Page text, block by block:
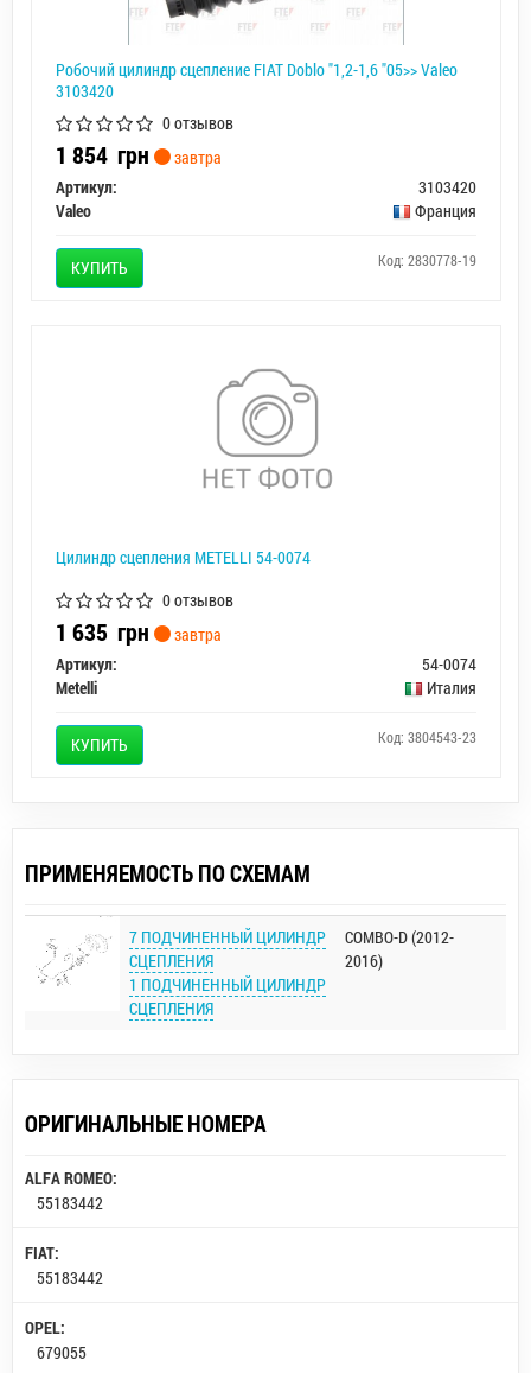
Робочий цилиндр сцепление FIAT Doblo "1,2-1,6 "05>> Valeo
3103420
0 отзывов
1 854 грн
завтра
Артикул:
3103420
Valeo
Франция
КУПИТЬ Код: 2830778-19
Цилиндр сцепления METELLI 54-0074
0 отзывов
1 635 грн
завтра
Артикул:
54-0074
Metelli
Италия
КУПИТЬ Код: 3804543-23
ПРИМЕНЯЕМОСТЬ ПО СХЕМАМ
7 ПОДЧИНЕННЫЙ ЦИЛИНДР
СЦЕПЛЕНИЯ
1 ПОДЧИНЕННЫЙ ЦИЛИНДР
СЦЕПЛЕНИЯ
COMBO-D (2012-
2016)
ОРИГИНАЛЬНЫЕ НОМЕРА
ALFA ROMEO:
55183442
FIAT:
55183442
OPEL:
679055